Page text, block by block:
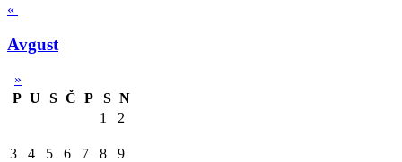
«
Avgust
»
P U S Č P S N
1
2
3 4 5 6 7 8 9